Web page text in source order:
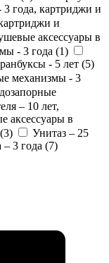
3 года, картриджи и
и
аксессуары в
- 3 года (1)
- 5 лет (5)
механизмы - 3
– 10 лет,
аксессуары в
3)
Унитаз – 25
– 3 года (7)